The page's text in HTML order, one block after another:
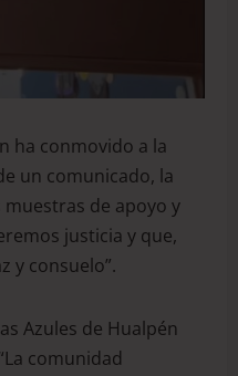
ha conmovido a la
un comunicado, la
muestras de apoyo y
justicia y que,
y consuelo”.
Azules de Hualpén
comunidad